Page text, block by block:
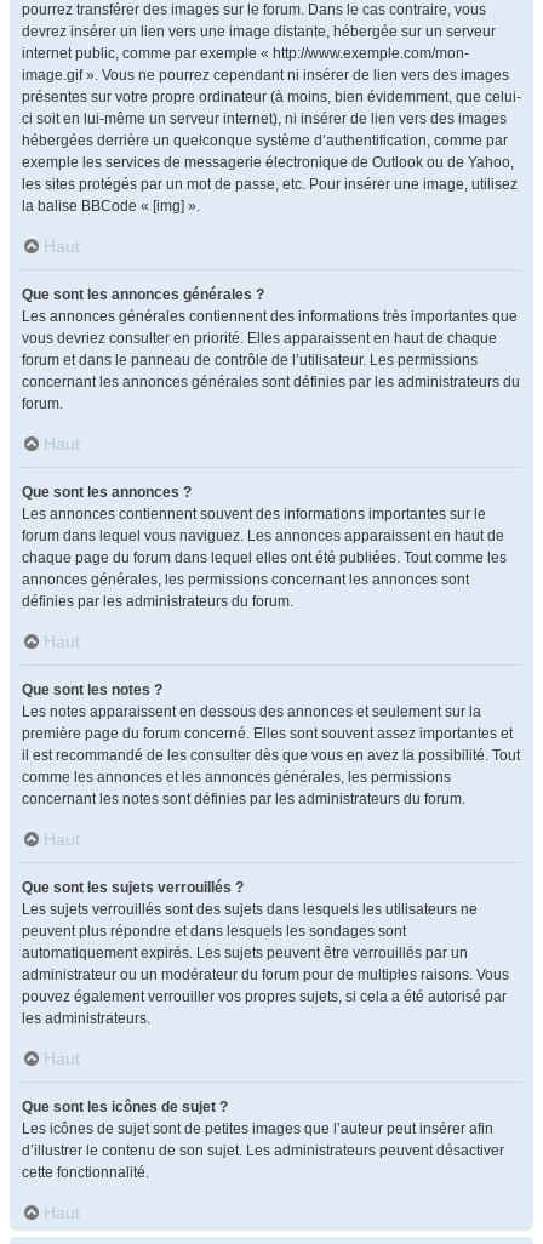
pourrez transférer des images sur le forum. Dans le cas contraire, vous
devrez insérer un lien vers une image distante, hébergée sur un serveur
internet public, comme par exemple « http://www.exemple.com/mon-
image.gif ». Vous ne pourrez cependant ni insérer de lien vers des images
présentes sur votre propre ordinateur (à moins, bien évidemment, que celui-
ci soit en lui-même un serveur internet), ni insérer de lien vers des images
hébergées derrière un quelconque système d’authentification, comme par
exemple les services de messagerie électronique de Outlook ou de Yahoo,
les sites protégés par un mot de passe, etc. Pour insérer une image, utilisez
la balise BBCode « [img] ».
Haut
Que sont les annonces générales ?
Les annonces générales contiennent des informations très importantes que
vous devriez consulter en priorité. Elles apparaissent en haut de chaque
forum et dans le panneau de contrôle de l’utilisateur. Les permissions
concernant les annonces générales sont définies par les administrateurs du
forum.
Haut
Que sont les annonces ?
Les annonces contiennent souvent des informations importantes sur le
forum dans lequel vous naviguez. Les annonces apparaissent en haut de
chaque page du forum dans lequel elles ont été publiées. Tout comme les
annonces générales, les permissions concernant les annonces sont
définies par les administrateurs du forum.
Haut
Que sont les notes ?
Les notes apparaissent en dessous des annonces et seulement sur la
première page du forum concerné. Elles sont souvent assez importantes et
il est recommandé de les consulter dès que vous en avez la possibilité. Tout
comme les annonces et les annonces générales, les permissions
concernant les notes sont définies par les administrateurs du forum.
Haut
Que sont les sujets verrouillés ?
Les sujets verrouillés sont des sujets dans lesquels les utilisateurs ne
peuvent plus répondre et dans lesquels les sondages sont
automatiquement expirés. Les sujets peuvent être verrouillés par un
administrateur ou un modérateur du forum pour de multiples raisons. Vous
pouvez également verrouiller vos propres sujets, si cela a été autorisé par
les administrateurs.
Haut
Que sont les icônes de sujet ?
Les icônes de sujet sont de petites images que l’auteur peut insérer afin
d’illustrer le contenu de son sujet. Les administrateurs peuvent désactiver
cette fonctionnalité.
Haut